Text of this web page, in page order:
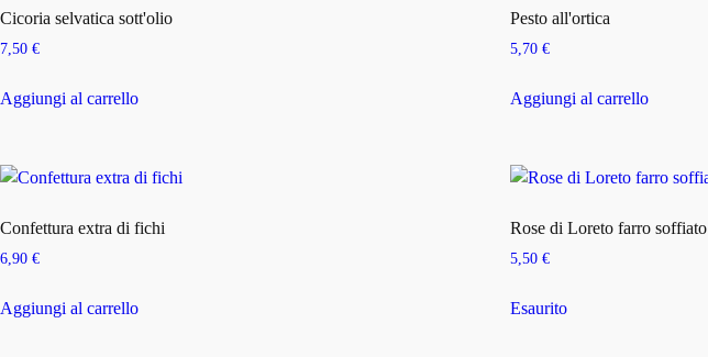
Cicoria selvatica sott'olio
7,50 €
Aggiungi al carrello
Pesto all'ortica
5,70€
Aggiungi al carrello
Confettura extra di fichi
6,90 €
Aggiungi al carrello
Rose di Loreto farro soffiato
5,50€
Esaurito